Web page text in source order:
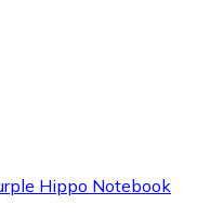
Hippo Notebook